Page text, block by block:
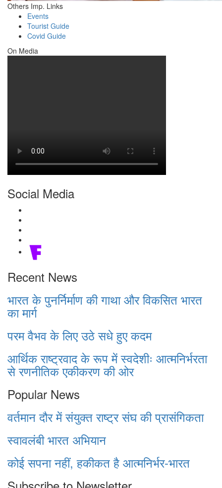
Others Imp. Links
Events
Tourist Guide
Covid Guide
On Media
Social Media
Recent News
भारत के पुनर्निर्माण की गाथा और विकसित भारत
का मार्ग
परम वैभव के लिए उठे सधे हुए कदम
आर्थिक राष्ट्रवाद के रूप में स्वदेशीः आत्मनिर्भरता
से रणनीतिक एकीकरण की ओर
Popular News
वर्तमान दौर में संयुक्त राष्ट्र संघ की प्रासंगिकता
स्वावलंबी भारत अभियान
कोई सपना नहीं, हकीकत है आत्मनिर्भर-भारत